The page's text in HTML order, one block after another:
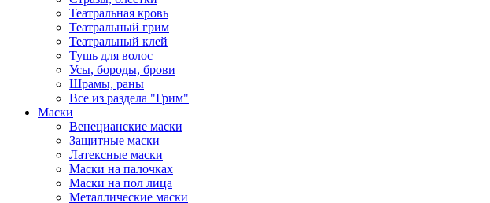
Театральная кровь
Театральный грим
Театральный клей
Тушь для волос
Усы, бороды, брови
Шрамы, раны
Все из раздела "Грим"
Маски
Венецианские маски
Защитные маски
Латексные маски
Маски на палочках
Маски на пол лица
Металлические маски